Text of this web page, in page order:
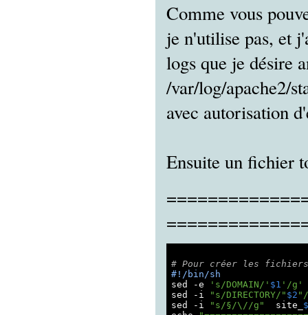
Comme vous
je n'utilise pas, et
logs que je désire
/var/log/apache2/
avec autorisation
Ensuite un fichier
# Pour créer les fichiers
#!/bin/sh
sed
-e 's/DOMAIN/' $1 '/g'
sed -i
"s/DIRECTORY/" $2
sed -i
"s/§/\//g"
  site_